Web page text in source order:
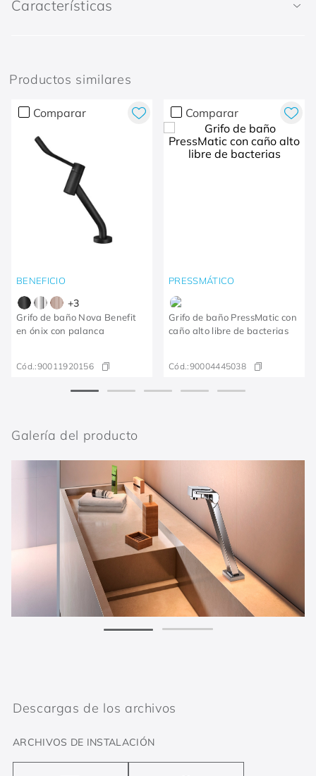
Características
Productos similares
Comparar
BENEFICIO
+3
Grifo de baño Nova Benefit
en ónix con palanca
Cód.:90011920156
Comparar
PRESSMÁTICO
Grifo de baño PressMatic con
caño alto libre de bacterias
Cód.:90004445038
Galería del producto
Descargas de los archivos
ARCHIVOS DE INSTALACIÓN